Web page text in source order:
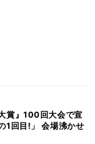
賞』100回大会で宣
1回目!」 会場沸かせ